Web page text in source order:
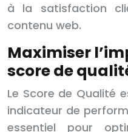
à la satisfaction
contenu web.
Maximiser
score de
Le Score de Qualité
indicateur de
essentiel pour